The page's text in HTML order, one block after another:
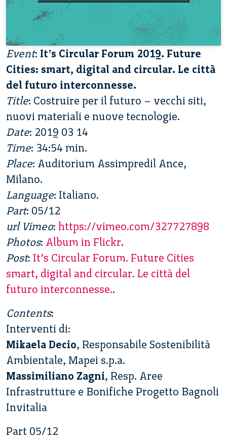
Event: It’s Circular Forum 2019. Future
Cities: smart, digital and circular. Le città
del futuro interconnesse.
Title: Costruire per il futuro – vecchi siti,
nuovi materiali e nuove tecnologie.
Date: 2019 03 14
Time: 34:54 min.
Place: Auditorium Assimpredil Ance,
Milano.
Language: Italiano.
Part: 05/12
url Vimeo: https://vimeo.com/327727898
Photos: Album in Flickr.
Post: It’s Circular Forum. Future Cities
smart, digital and circular. Le città del
futuro interconnesse..
Contents:
Interventi di:
Mikaela Decio, Responsabile Sostenibilità
Ambientale, Mapei s.p.a.
Massimiliano Zagni, Resp. Aree
Infrastrutture e Bonifiche Progetto Bagnoli
Invitalia
Part 05/12